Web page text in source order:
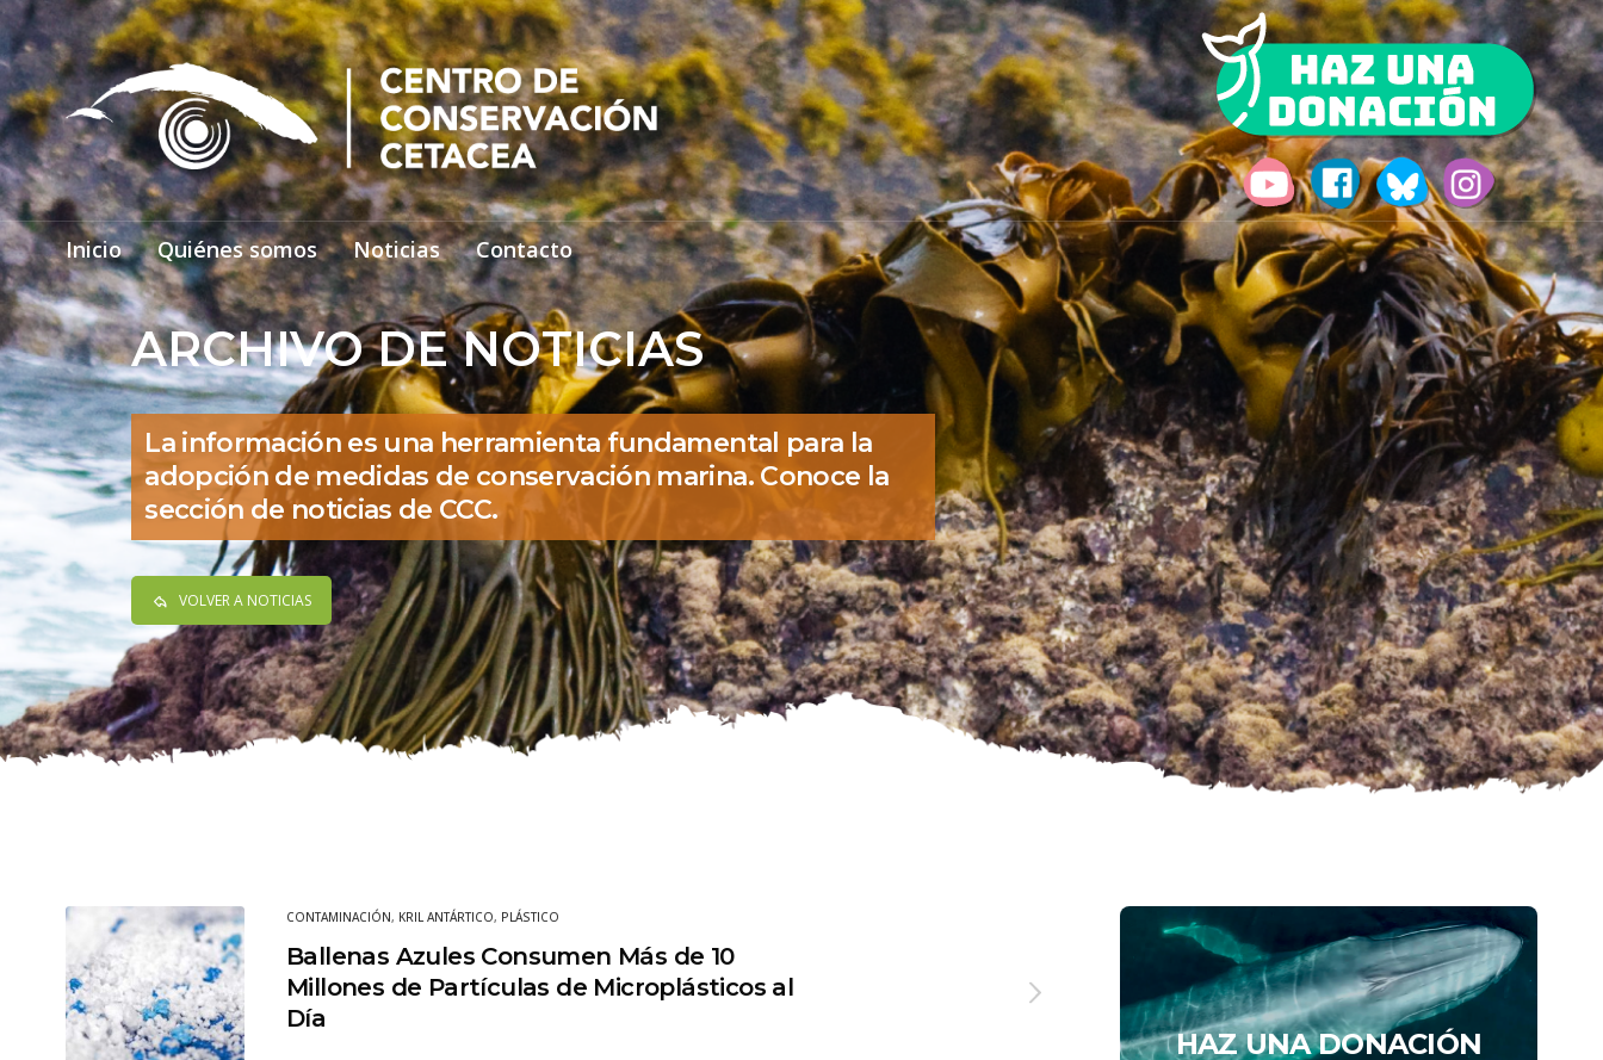
ARCHIVO DE NOTICIAS
La información es una herramienta fundamental para la
adopción de medidas de conservación marina. Conoce la
sección de noticias de CCC.
VOLVER A NOTICIAS
Inicio Quiénes somos Noticias Contacto
CONTAMINACIÓN, KRIL ANTÁRTICO, PLÁSTICO
Ballenas Azules Consumen Más de 10
Millones de Partículas de Microplásticos al
Día
HAZ UNA DONACIÓN